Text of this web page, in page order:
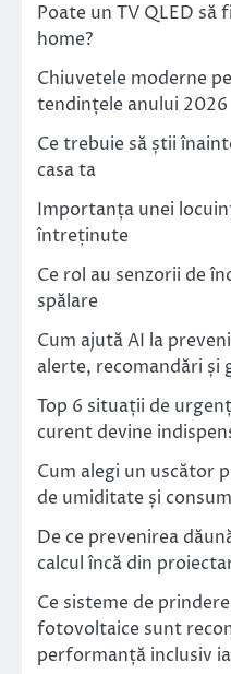
Poate un TV QLED
home?
Chiuvetele moderne
tendințele anului 2026
Ce trebuie să știi
casa ta
Importanța unei
întreținute
Ce rol au senzorii de
spălare
Cum ajută AI la
alerte, recomandări și
Top 6 situații de
curent devine
Cum alegi un uscător
de umiditate și
De ce prevenirea
calcul încă din
Ce sisteme de
fotovoltaice sunt
performanță inclusiv